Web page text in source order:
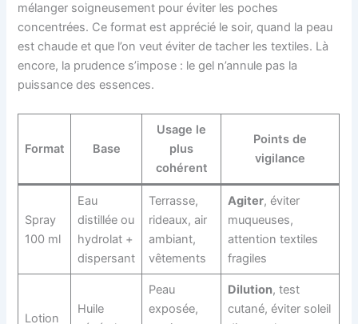
mélanger soigneusement pour éviter les poches
concentrées. Ce format est apprécié le soir, quand la peau
est chaude et que l’on veut éviter de tacher les textiles. Là
encore, la prudence s’impose : le gel n’annule pas la
puissance des essences.
Format Base
Usage le
plus
cohérent
Points de
vigilance
Spray
100 ml
Eau
distillée ou
hydrolat +
dispersant
Terrasse,
rideaux, air
ambiant,
vêtements
Agiter, éviter
muqueuses,
attention textiles
fragiles
Lotion
Huile
Peau
exposée,
Dilution, test
cutané, éviter soleil